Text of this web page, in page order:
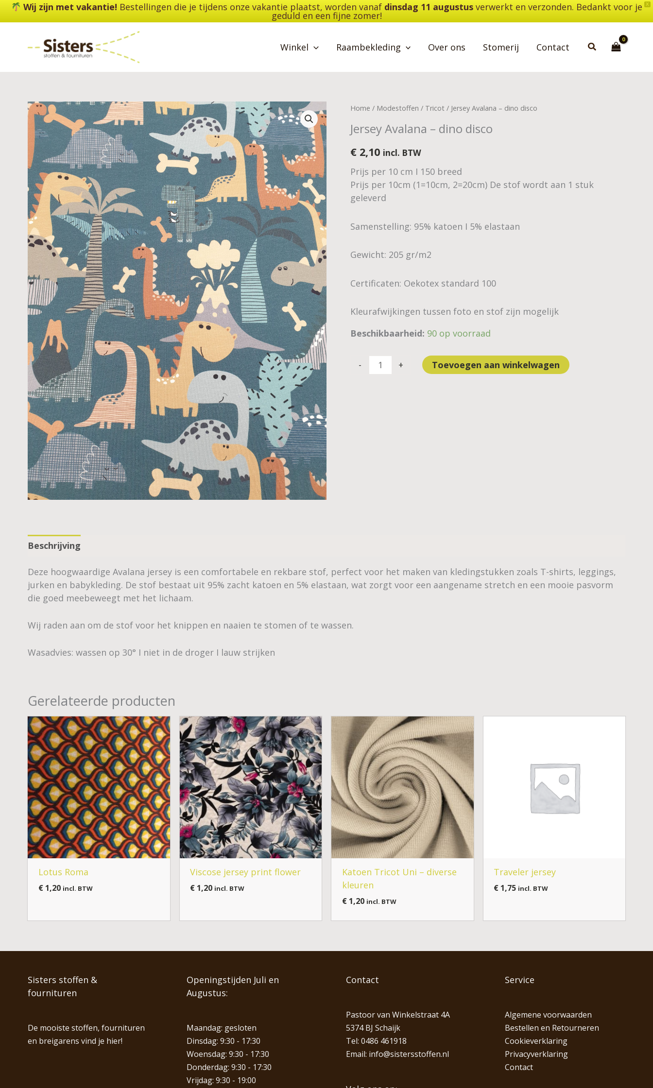
X
Wij zijn met vakantie! Bestellingen die je tijdens onze vakantie plaatst, worden vanaf dinsdag 11 augustusverwerkt en verzonden. Bedankt voor je
geduld en een fijne zomer!
inhoud
Winkel Raambekleding Over ons Stomerij Contact Zoeken
Home / Modestoffen / Tricot / Jersey Avalana – dino disco
Jersey Avalana – dino disco
€ 2,10 incl. BTW
Prijs per 10 cm I 150 breed
Prijs per 10cm (1=10cm, 2=20cm) De stof wordt aan 1 stuk
geleverd
Samenstelling: 95% katoen I 5% elastaan
Gewicht: 205 gr/m2
Certificaten: Oekotex standard 100
Kleurafwijkingen tussen foto en stof zijn mogelijk
Beschikbaarheid: 90 op voorraad
-
Jersey
-
dino
disco
aantal
+ Toevoegen aan winkelwagen
Beschrijving
Deze hoogwaardige Avalana jersey is een comfortabele en rekbare stof, perfect voor het maken van kledingstukken zoals T-shirts, leggings,
jurken en babykleding. De stof bestaat uit 95% zacht katoen en 5% elastaan, wat zorgt voor een aangename stretch en een mooie pasvorm
die goed meebeweegt met het lichaam.
Wij raden aan om de stof voor het knippen en naaien te stomen of te wassen.
Wasadvies: wassen op 30° I niet in de droger I lauw strijken
Gerelateerde producten
Lotus Roma
€1,20 incl. BTW
Viscose jersey print flower
€ 1,20 incl. BTW
Katoen Tricot Uni – diverse
kleuren
€1,20 incl. BTW
Traveler jersey
€ 1,75 incl. BTW
Sisters stoffen &
fournituren
De mooiste stoffen, fournituren
en breigarens vind je hier!
Openingstijden Juli en
Augustus:
Maandag: gesloten
Dinsdag: 9:30 - 17:30
Woensdag: 9:30 - 17:30
Donderdag: 9:30 - 17:30
Vrijdag: 9:30 - 19:00
Contact
Pastoor van Winkelstraat 4A
5374 BJ Schaijk
Tel: 0486 461918
Email: info@sistersstoffen.nl
Service
Algemene voorwaarden
Bestellen en Retourneren
Cookieverklaring
Privacyverklaring
Contact